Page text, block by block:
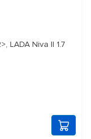
LADA Niva II 1.7